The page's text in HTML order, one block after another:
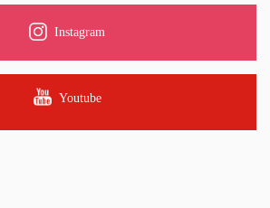
Instagram
Youtube